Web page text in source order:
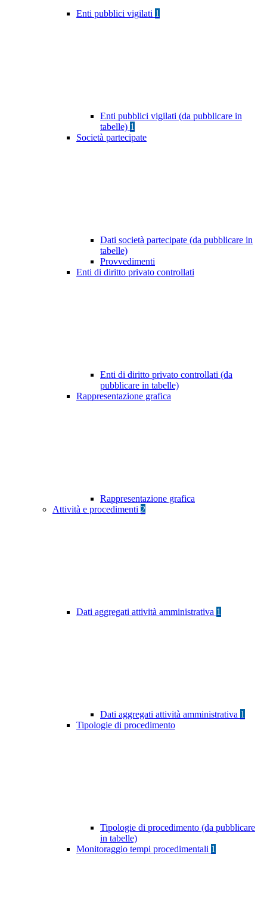
Enti pubblici vigilati 1
Enti pubblici vigilati (da pubblicare in
tabelle) 1
Società partecipate
Dati società partecipate (da pubblicare in
tabelle)
Provvedimenti
Enti di diritto privato controllati
Enti di diritto privato controllati (da
pubblicare in tabelle)
Rappresentazione grafica
Rappresentazione grafica
Attività e procedimenti 2
Dati aggregati attività amministrativa 1
Dati aggregati attività amministrativa 1
Tipologie di procedimento
Tipologie di procedimento (da pubblicare
in tabelle)
Monitoraggio tempi procedimentali 1